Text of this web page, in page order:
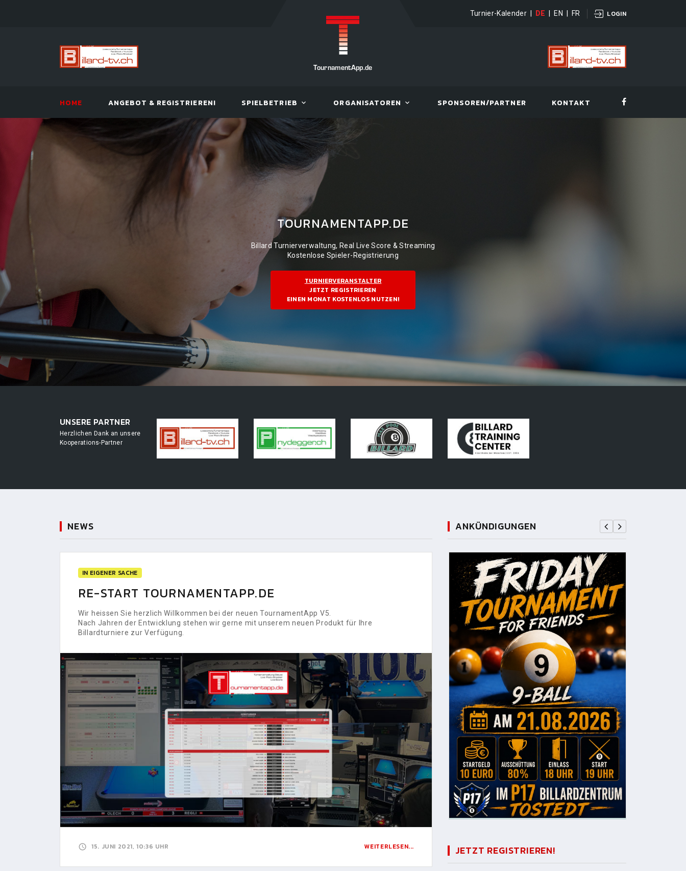
Turnier-Kalender DE EN FR LOGIN
TournamentApp.de
HOME ANGEBOT & REGISTRIEREN! SPIELBETRIEB ORGANISATOREN SPONSOREN/PARTNER KONTAKT
TOURNAMENTAPP.DE
Billard Turnierverwaltung, Real Live Score & Streaming
Kostenlose Spieler-Registrierung
TURNIERVERANSTALTER
JETZT REGISTRIEREN
EINEN MONAT KOSTENLOS NUTZEN!
UNSERE PARTNER
Herzlichen Dank an unsere
Kooperations-Partner
NEWS
IN EIGENER SACHE
RE-START TOURNAMENTAPP.DE
Wir heissen Sie herzlich Willkommen bei der neuen TournamentApp V5.
Nach Jahren der Entwicklung stehen wir gerne mit unserem neuen Produkt für Ihre
Billardturniere zur Verfügung.
15. JUNI 2021, 10:36 UHR WEITERLESEN...
ANKÜNDIGUNGEN
JETZT REGISTRIEREN!